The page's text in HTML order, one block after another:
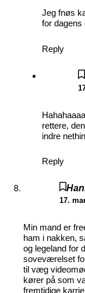
Jeg fnøs
for
Reply
rettere,
indre
Reply
17.
Min mand er
ham i nakken,
og legeland for
soveværelset
til væg
kører på som
fremtidige